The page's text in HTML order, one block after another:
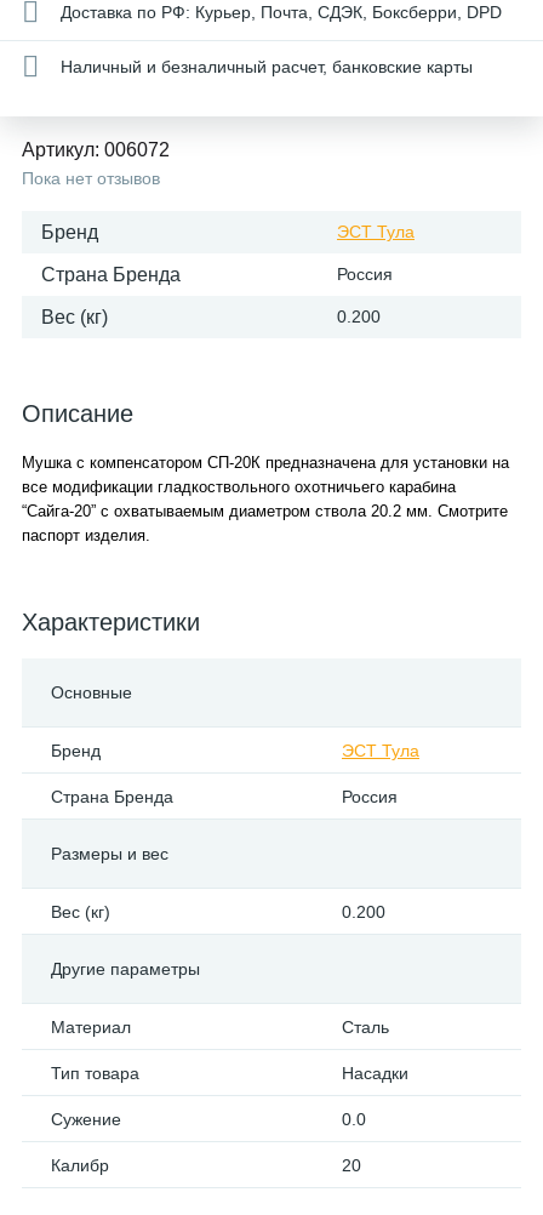
Доставка по РФ: Курьер, Почта, СДЭК, Боксберри, DPD
Наличный и безналичный расчет, банковские карты
Артикул: 006072
Пока нет отзывов
Бренд ЭСТ Тула
Страна Бренда Россия
Вес (кг) 0.200
Описание
Мушка с компенсатором СП-20К предназначена для установки на
все модификации гладкоствольного охотничьего карабина
“Сайга-20” с охватываемым диаметром ствола 20.2 мм. Смотрите
паспорт изделия.
Характеристики
Основные
Бренд ЭСТ Тула
Страна Бренда Россия
Размеры и вес
Вес (кг) 0.200
Другие параметры
Материал Сталь
Тип товара Насадки
Сужение 0.0
Калибр 20